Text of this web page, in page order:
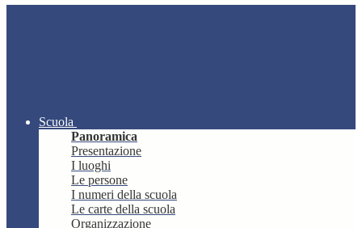
Scuola
Panoramica
Presentazione
I luoghi
Le persone
I numeri della scuola
Le carte della scuola
Organizzazione